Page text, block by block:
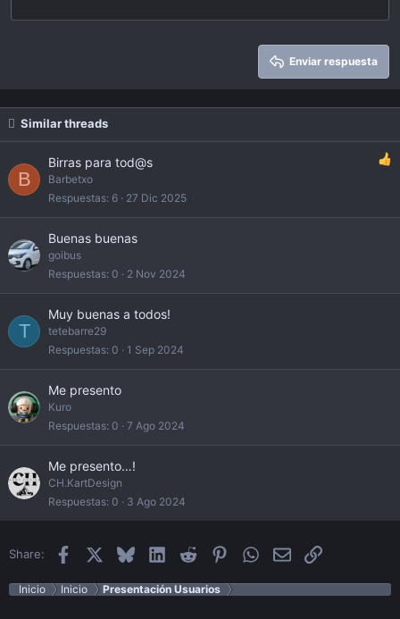
22
Times New Roman
Enviar respuesta
Similar threads
B
Birras para tod@s
Barbetxo
Respuestas 6 27 Dic 2025
Buenas buenas
goibus
Respuestas 0 2 Nov 2024
T
Muy buenas a todos!
tetebarre29
Respuestas 0 1 Sep 2024
Me presento
Kuro
Respuestas 0 7 Ago 2024
Me presento…!
CH.KartDesign
Respuestas 0 3 Ago 2024
Share: Facebook BlueskyLinkedInReddit PinterestWhatsApp
EmailEnlace
Inicio Inicio Presentación Usuarios